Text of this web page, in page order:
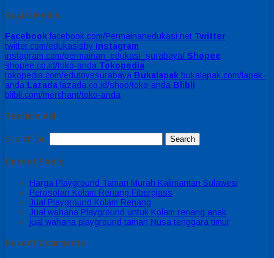
Social Media
Facebook facebook.com/Permainanedukasi.net Twitter
twitter.com/edukasisby Instagram
instagram.com/permainan_edukasi_surabaya/ Shopee
shopee.co.id/toko-anda Tokopedia
tokopedia.com/edutoyssurabaya Bukalapak bukalapak.com/lapak-
anda Lazada lazada.co.id/shop/toko-anda Blibli
blibli.com/merchant/toko-anda
Testimonial
Search for:
Recent Posts
Harga Playground Taman Murah Kalimantan Sulawesi
Perosotan Kolam Renang Fiberglass
Jual Playground Kolam Renang
Jual wahana Playground untuk Kolam renang anak
jual wahana playground taman Nusa tenggara timur
Recent Comments